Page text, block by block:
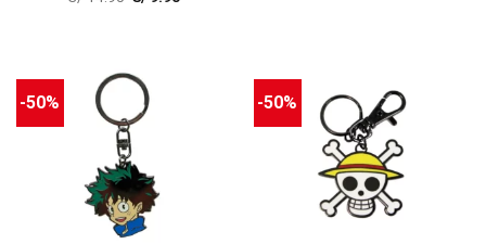
-50% -50%